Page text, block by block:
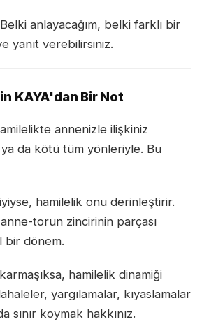
anlayacağım, belki farklı bir
yanıt verebilirsiniz.
KAYA'dan Bir Not
annenizle ilişkiniz
da kötü tüm yönleriyle. Bu
hamilelik onu derinleştirir.
torun zincirinin parçası
bir dönem.
hamilelik dinamiği
yargılamalar, kıyaslamalar
sınır koymak hakkınız.